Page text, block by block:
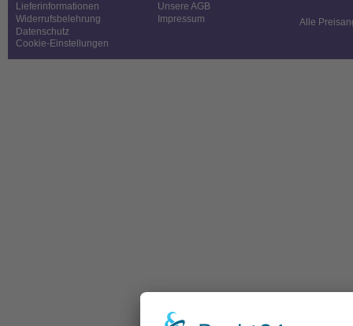
Lieferinformationen
Widerrufsbelehrung
Datenschutz
Cookie-Einstellungen
Unsere AGB
Impressum
Alle